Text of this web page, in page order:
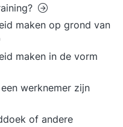
maken op grond van
maken in de vorm
werknemer zijn
of andere